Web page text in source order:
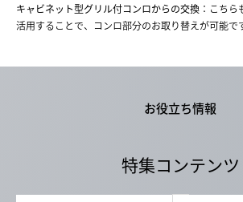
キャビネット型グリル付コンロからの交換 ：こち
活用することで、コンロ部分のお取り替えが可能で
お役立ち情報
特集コンテンツ